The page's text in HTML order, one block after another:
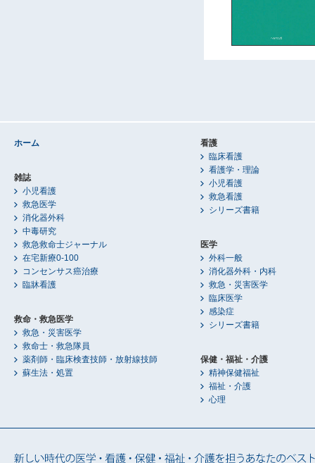
ホーム
雑誌
小児看護
救急医学
消化器外科
中毒研究
救急救命士ジャーナル
在宅新療0-100
コンセンサス癌治療
臨牀看護
救命・救急医学
救急・災害医学
救命士・救急隊員
薬剤師・臨床検査技師・放射線技師
蘇生法・処置
看護
臨床看護
看護学・理論
小児看護
救急看護
シリーズ書籍
医学
外科一般
消化器外科・内科
救急・災害医学
臨床医学
感染症
シリーズ書籍
保健・福祉・介護
精神保健福祉
福祉・介護
心理